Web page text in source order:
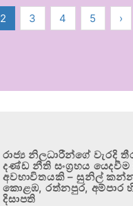
2 3 4 5 ›
රාජ්‍ය නිලධාරීන්ගේ වැරදි
දණ්ඩ නීති සංග්‍රහය
අවභාවිතයකි – සුනිල්
කොළඹ, රත්නපුර, අම්පාර
දිසාපති